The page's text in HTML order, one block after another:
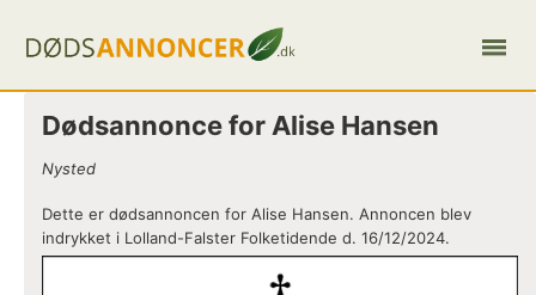
Dødsannonce for Alise Hansen
Nysted
Dette er dødsannoncen for Alise Hansen. Annoncen blev
indrykket i Lolland-Falster Folketidende d. 16/12/2024.